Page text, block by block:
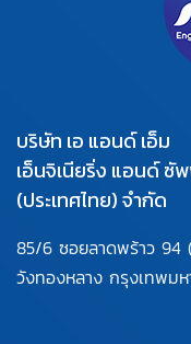
บริษัท เอ แอนด์ เอ็ม
เอ็นจิเนียริ่ง แอนด์ ซั
(ประเทศไทย) จำกัด
85/6 ซอยลาดพร้าว 94
วังทองหลาง กรุงเทพม